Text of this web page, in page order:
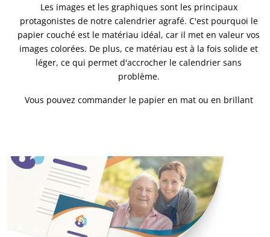
Les images et les graphiques sont les principaux
protagonistes de notre calendrier agrafé. C'est pourquoi le
papier couché est le matériau idéal, car il met en valeur vos
images colorées. De plus, ce matériau est à la fois solide et
léger, ce qui permet d'accrocher le calendrier sans
problème.
Vous pouvez commander le papier en mat ou en brillant